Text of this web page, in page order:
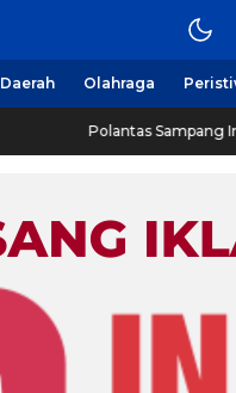
Daerah Olahraga
Polantas Sampang Imbau